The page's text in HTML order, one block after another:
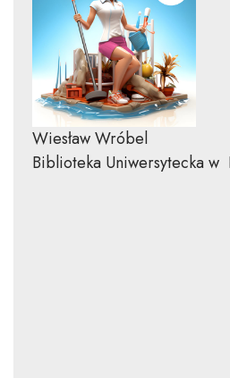
Wiesław Wróbel
Biblioteka Uniwersytecka w